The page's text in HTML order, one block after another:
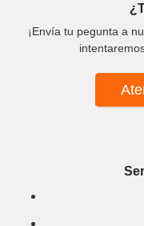
¡Envía tu pegunta a